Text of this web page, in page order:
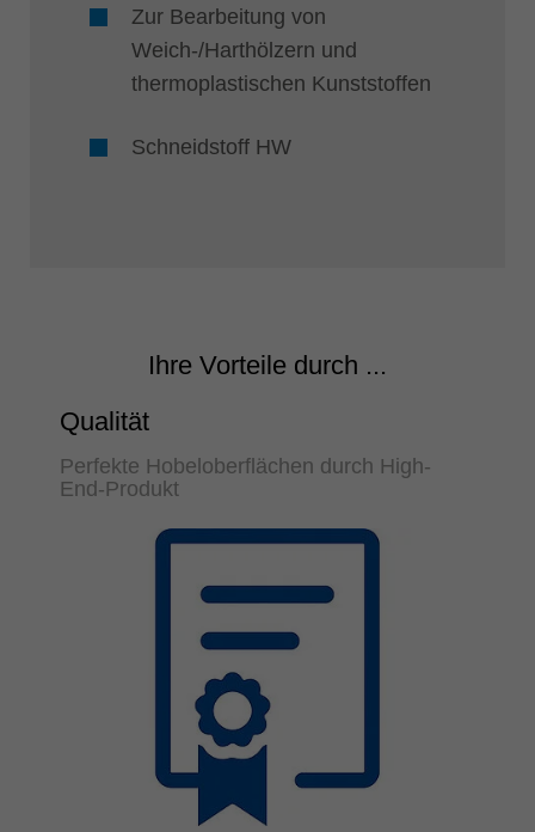
Zur Bearbeitung von
Weich-/Harthölzern und
thermoplastischen Kunststoffen
Schneidstoff HW
Ihre Vorteile durch ...
Qualität
Perfekte Hobeloberflächen durch High-
End-Produkt